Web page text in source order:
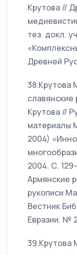
Крутова //
тез. докл.
Древней
38.Крутова
Крутова //
материалы
2004)
2004. С.
Армянские
рукописи
Вестник
Евразии. №
39.Крутова